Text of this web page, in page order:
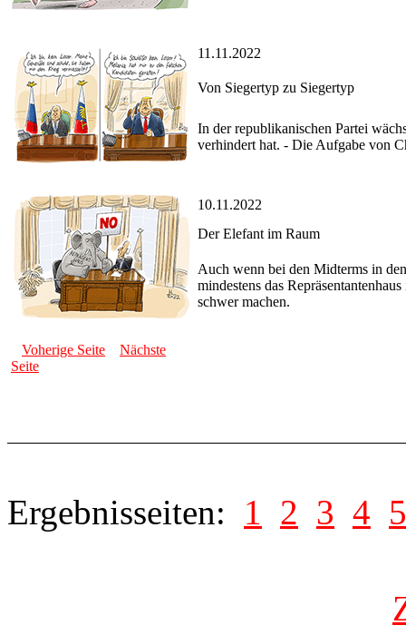
11.11.2022
Von Siegertyp zu Siegertyp
In der republikanischen Partei
verhindert hat. - Die Aufgabe von
10.11.2022
Der Elefant im Raum
Auch wenn bei den Midterms in
mindestens das
schwer machen.
Voherige Seite
Nächste
Seite
Ergebnisseiten: 1 2 3 4 5